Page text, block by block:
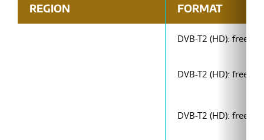
REGION FORMAT
DVB-T2 (HD):
DVB-T2 (HD):
DVB-T2 (HD):